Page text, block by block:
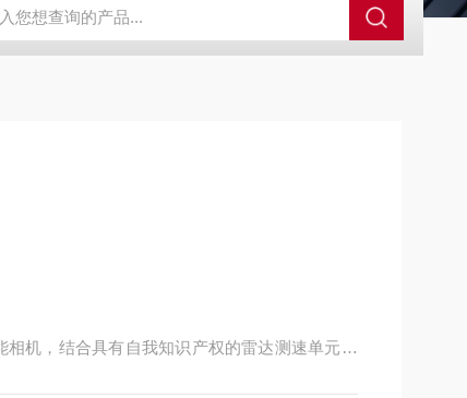
100B SBD-100D成都漏氯报警仪 漏氯报警器 漏氯检测仪
机，结合具有自我知识产权的雷达测速单元和